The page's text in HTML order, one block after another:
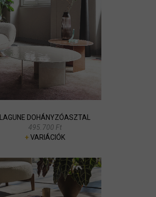
LAGUNE DOHÁNYZÓASZTAL
495.700 Ft
+VARIÁCIÓK